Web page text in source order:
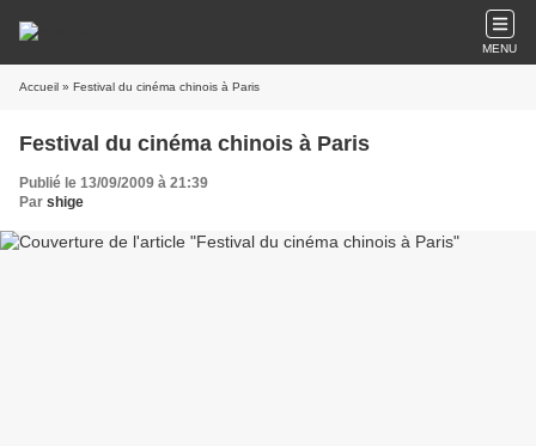
MENU
Accueil » Festival du cinéma chinois à Paris
Festival du cinéma chinois à Paris
Publié le 13/09/2009 à 21:39
Par shige